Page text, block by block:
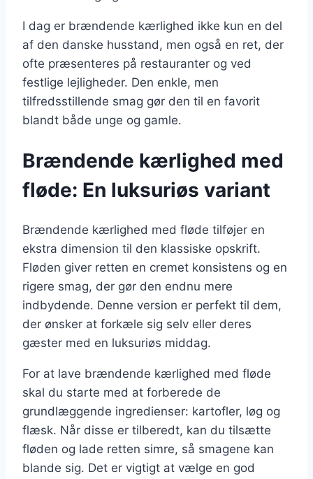
I dag er brændende kærlighed ikke kun en del
af den danske husstand, men også en ret, der
ofte præsenteres på restauranter og ved
festlige lejligheder. Den enkle, men
tilfredsstillende smag gør den til en favorit
blandt både unge og gamle.
Brændende kærlighed med
fløde: En luksuriøs variant
Brændende kærlighed med fløde tilføjer en
ekstra dimension til den klassiske opskrift.
Fløden giver retten en cremet konsistens og en
rigere smag, der gør den endnu mere
indbydende. Denne version er perfekt til dem,
der ønsker at forkæle sig selv eller deres
gæster med en luksuriøs middag.
For at lave brændende kærlighed med fløde
skal du starte med at forberede de
grundlæggende ingredienser: kartofler, løg og
flæsk. Når disse er tilberedt, kan du tilsætte
fløden og lade retten simre, så smagene kan
blande sig. Det er vigtigt at vælge en god